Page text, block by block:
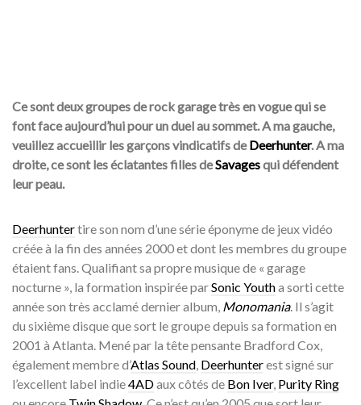
Ce sont deux groupes de rock garage très en vogue qui se
font face aujourd’hui pour un duel au sommet. A ma gauche,
veuillez accueillir les garçons vindicatifs deDeerhunter. A ma
droite, ce sont les éclatantes filles deSavagesqui défendent
leur peau.
Deerhuntertire son nom d’une série éponyme de jeux vidéo
créée à la fin des années 2000 et dont les membres du groupe
étaient fans. Qualifiant sa propre musique de « garage
nocturne », la formation inspirée parSonic Youtha sorti cette
année son très acclamé dernier album, Monomania. Il s’agit
du sixième disque que sort le groupe depuis sa formation en
2001 à Atlanta. Mené par la tête pensante Bradford Cox,
également membre d’Atlas Sound, Deerhunterest signé sur
l’excellent label indie4ADaux côtés de Bon Iver, Purity Ring